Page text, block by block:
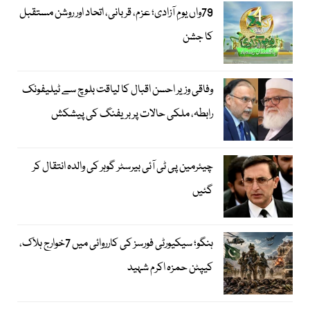
79واں یومِ آزادی؛ عزم، قربانی، اتحاد اور روشن مستقبل
کا جشن
وفاقی وزیر احسن اقبال کا لیاقت بلوچ سے ٹیلیفونک
رابطہ، ملکی حالات پر بریفنگ کی پیشکش
چیئرمین پی ٹی آئی بیرسٹر گوہر کی والدہ انتقال کر
گئیں
ہنگو؛ سیکیورٹی فورسز کی کارروائی میں 7خوارج ہلاک،
کیپٹن حمزہ اکرم شہید